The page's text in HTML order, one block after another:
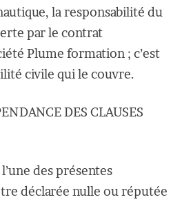
la responsabilité du
par le contrat
Plume formation ; c’est
civile qui le couvre.
DES CLAUSES
des présentes
déclarée nulle ou réputée